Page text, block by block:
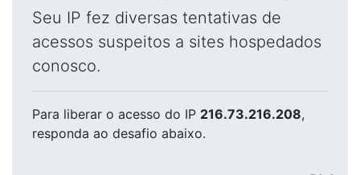
Seu IP fez diversas tentativas de
acessos suspeitos a sites hospedados
conosco.
Para liberar o acesso do IP 216.73.216.208,
responda ao desafio abaixo.